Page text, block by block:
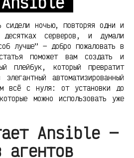
сидели ночью, повторяя одни и
серверов, и думали
лучше” — добро пожаловать в
поможет вам создать и
плейбук, который превратит
автоматизированный
всё с нуля: от установки до
можно использовать уже
Ansible —
агентов